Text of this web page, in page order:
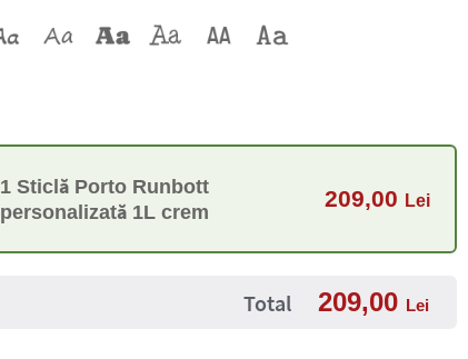
1 Sticlă Porto Runbott
personalizată 1L crem
209,00 Lei
Total 209,00 Lei